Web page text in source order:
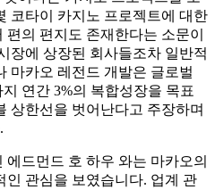
코타이 카지노 프로젝트에 대한
의 편지도 존재한다는 소문이
장에 상장된 회사들조차 일반적
마카오 레전드 개발은 글로벌
연간 3%의 복합성장을 목표
상한선을 벗어난다고 주장하며
드먼드 호 하우 와는 마카오의
인 관심을 보였습니다. 업계 관